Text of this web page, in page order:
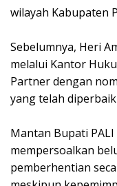
wilayah Kabupaten
‎Sebelumnya, Heri
melalui Kantor
Partner dengan
yang telah
‎Mantan Bupati
mempersoalkan
pemberhentian